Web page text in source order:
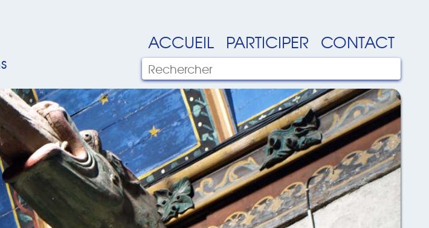
ACCUEIL PARTICIPER CONTACT